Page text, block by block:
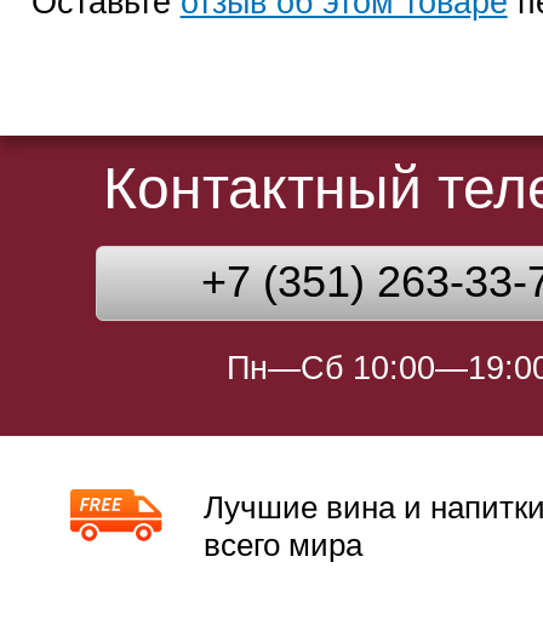
Контактный
+7 (351) 263-33-
Пн—Сб
Лучшие вина и
всего мира